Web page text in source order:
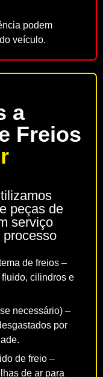
podem
veículo.
a
Freios
peças de
serviço
de freios –
cilindros e
necessário) –
por
de freio –
de ar para